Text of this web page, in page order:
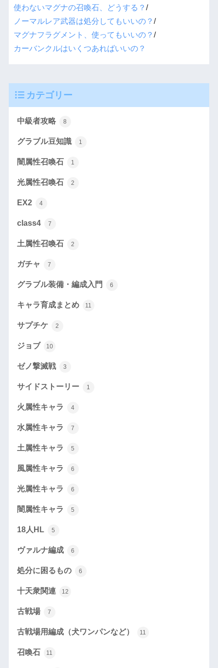
使わないマグナの召喚石、どうする？ /
ノーマルレア武器は処分してもいいの？ /
マグナフラグメント、使ってもいいの？ /
カーバンクルはいくつあればいいの？
カテゴリー
中級者攻略 8
グラブル豆知識 1
闇属性召喚石 1
光属性召喚石 2
EX2 4
class4 7
土属性召喚石 2
ガチャ 7
グラブル装備・編成入門 6
キャラ育成まとめ 11
サプチケ 2
ジョブ 10
ゼノ撃滅戦 3
サイドストーリー 1
火属性キャラ 4
水属性キャラ 7
土属性キャラ 5
風属性キャラ 6
光属性キャラ 6
闇属性キャラ 5
18人HL 5
ヴァルナ編成 6
処分に困るもの 6
十天衆関連 12
古戦場 7
古戦場用編成（犬ワンパンなど） 11
召喚石 11